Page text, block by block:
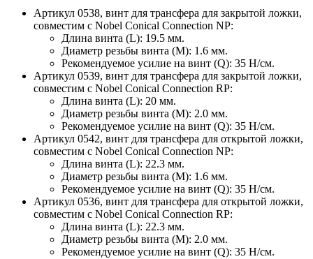
Артикул 0538, винт для трансфера для закрытой ложки,
совместим с Nobel Conical Connection NP:
Длина винта (L): 19.5 мм.
Диаметр резьбы винта (M): 1.6 мм.
Рекомендуемое усилие на винт (Q): 35 H/см.
Артикул 0539, винт для трансфера для закрытой ложки,
совместим с Nobel Conical Connection RP:
Длина винта (L): 20 мм.
Диаметр резьбы винта (M): 2.0 мм.
Рекомендуемое усилие на винт (Q): 35 H/см.
Артикул 0542, винт для трансфера для открытой ложки,
совместим с Nobel Conical Connection NP:
Длина винта (L): 22.3 мм.
Диаметр резьбы винта (M): 1.6 мм.
Рекомендуемое усилие на винт (Q): 35 H/см.
Артикул 0536, винт для трансфера для открытой ложки,
совместим с Nobel Conical Connection RP:
Длина винта (L): 22.3 мм.
Диаметр резьбы винта (M): 2.0 мм.
Рекомендуемое усилие на винт (Q): 35 H/см.